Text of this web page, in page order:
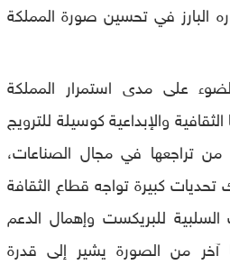
البارز في تحسين صورة المملكة
على مدى استمرار المملكة
والإبداعية كوسيلة للترويج
من تراجعها في مجال الصناعات،
كبيرة تواجه قطاع الثقافة
للبريكست وإهمال الدعم
آخر من الصورة يشير إلى قدرة